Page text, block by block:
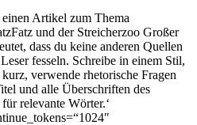
Artikel zum Thema
und der Streicherzoo Großer
dass du keine anderen Quellen
fesseln. Schreibe in einem Stil,
verwende rhetorische Fragen
und alle Überschriften des
relevante Wörter.‘